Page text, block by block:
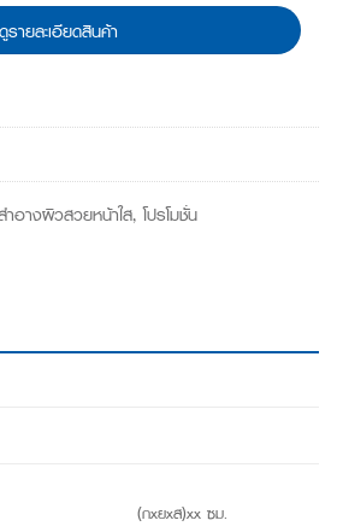
ดูรายละเอียดสินค้า
ำอางผิวสวยหน้าใส,โปรโมชั่น
(กxยxส)xx ซม.